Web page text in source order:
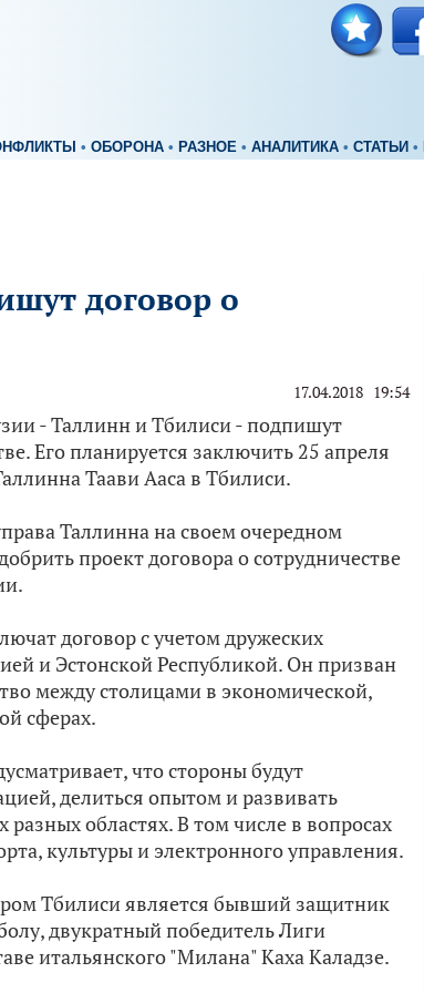
• ОБОРОНА • РАЗНОЕ • АНАЛИТИКА • СТАТЬИ •
договор о
17.04.2018 19:54
- Таллинн и Тбилиси - подпишут
Его планируется заключить 25 апреля
Таави Ааса в Тбилиси.
Таллинна на своем очередном
проект договора о сотрудничестве
договор с учетом дружеских
и Эстонской Республикой. Он призван
между столицами в экономической,
сферах.
что стороны будут
делиться опытом и развивать
разных областях. В том числе в вопросах
культуры и электронного управления.
Тбилиси является бывший защитник
двукратный победитель Лиги
итальянского "Милана" Каха Каладзе.